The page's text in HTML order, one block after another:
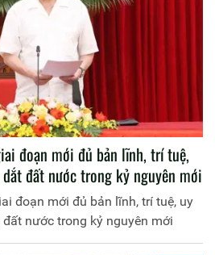
đoạn mới đủ bản lĩnh, trí tuệ,
đất nước trong kỷ nguyên mới
đoạn mới đủ bản lĩnh, trí tuệ, uy
nước trong kỷ nguyên mới